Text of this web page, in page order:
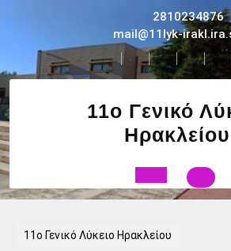
2810234876
mail@11lyk-
11ο Γενικό
Ηρακλείου
Open
Button
11ο Γενικό Λύκειο Ηρακλείου